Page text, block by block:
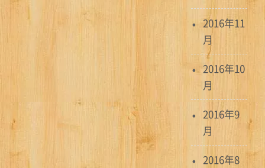
2016年11
月
2016年10
月
2016年9
月
2016年8